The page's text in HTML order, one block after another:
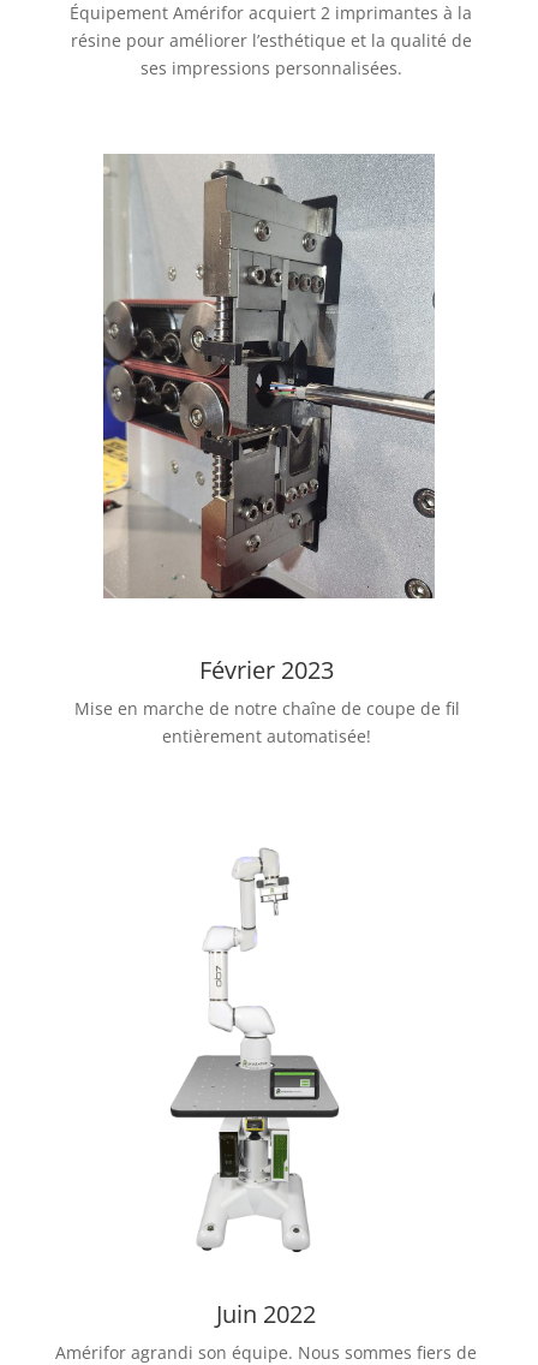
Équipement Amérifor acquiert 2 imprimantes à la
résine pour améliorer l’esthétique et la qualité de
ses impressions personnalisées.
Février 2023
Mise en marche de notre chaîne de coupe de fil
entièrement automatisée!
Juin 2022
Amérifor agrandi son équipe. Nous sommes fiers de